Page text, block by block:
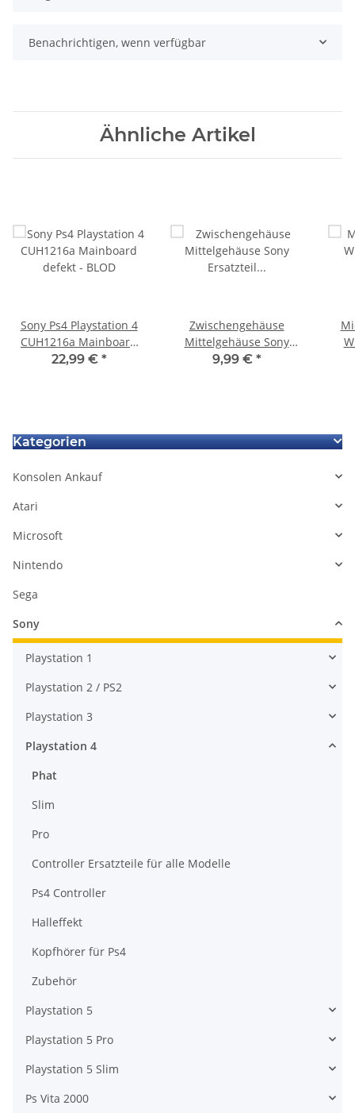
Benachrichtigen, wenn verfügbar
Ähnliche Artikel
Sony Ps4 Playstation 4
CUH1216a Mainboard
defekt - BLOD
22,99 € *
Zwischengehäuse
Mittelgehäuse Sony
Ersatzteil BDM-020 für
9,99 € *
Kategorien
Konsolen Ankauf
Atari
Microsoft
Nintendo
Sega
Sony
Playstation 1
Playstation 2 / PS2
Playstation 3
Playstation 4
Phat
Slim
Pro
Controller Ersatzteile für alle Modelle
Ps4 Controller
Halleffekt
Kopfhörer für Ps4
Zubehör
Playstation 5
Playstation 5 Pro
Playstation 5 Slim
Ps Vita 2000